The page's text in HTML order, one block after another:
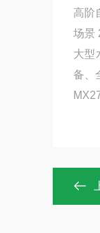
高阶
场景
大型
备、